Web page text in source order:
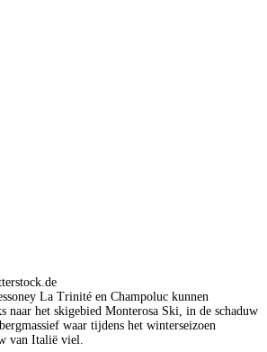
La Trinité en Champoluc kunnen
naar het skigebied Monterosa Ski, in de schaduw
waar tijdens het winterseizoen
van Italië viel.